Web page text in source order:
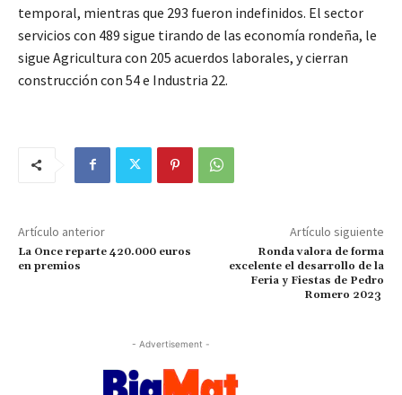
temporal, mientras que 293 fueron indefinidos. El sector
servicios con 489 sigue tirando de las economía rondeña, le
sigue Agricultura con 205 acuerdos laborales, y cierran
construcción con 54 e Industria 22.
Artículo anterior
La Once reparte 420.000 euros
en premios
Artículo siguiente
Ronda valora de forma
excelente el desarrollo de la
Feria y Fiestas de Pedro
Romero 2023
- Advertisement -